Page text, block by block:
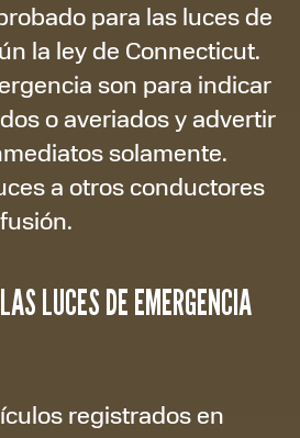
para las luces de
la ley de Connecticut.
son para indicar
o averiados y advertir
solamente.
a otros conductores
LUCES DE EMERGENCIA
registrados en